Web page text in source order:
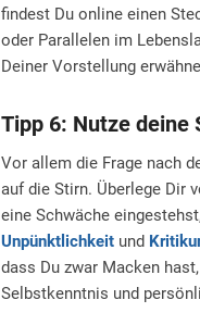
findest Du online einen
oder Parallelen im
Deiner Vorstellung
Tipp 6: Nutze deine
Vor allem die Frage nach
auf die Stirn. Überlege Dir
eine Schwäche
Unpünktlichkeit und
dass Du zwar Macken
Selbstkenntnis und